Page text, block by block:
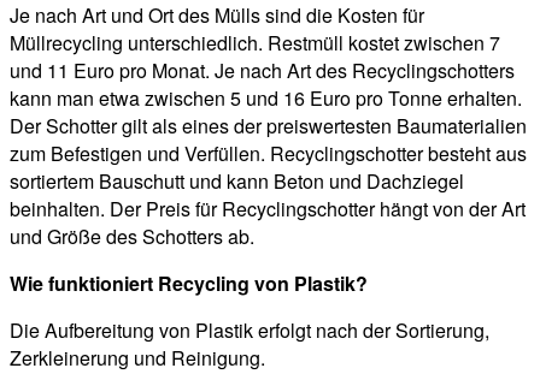
Je nach Art und Ort des Mülls sind die Kosten für
Müllrecycling unterschiedlich. Restmüll kostet zwischen 7
und 11 Euro pro Monat. Je nach Art des Recyclingschotters
kann man etwa zwischen 5 und 16 Euro pro Tonne erhalten.
Der Schotter gilt als eines der preiswertesten Baumaterialien
zum Befestigen und Verfüllen. Recyclingschotter besteht aus
sortiertem Bauschutt und kann Beton und Dachziegel
beinhalten. Der Preis für Recyclingschotter hängt von der Art
und Größe des Schotters ab.
Wie funktioniert Recycling von Plastik?
Die Aufbereitung von Plastik erfolgt nach der Sortierung,
Zerkleinerung und Reinigung.